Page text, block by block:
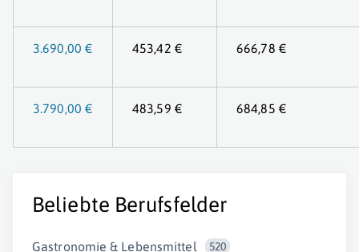
3.690,00 € 453,42 € 666,78 €
3.790,00 € 483,59 € 684,85 €
Beliebte Berufsfelder
Gastronomie & Lebensmittel 520